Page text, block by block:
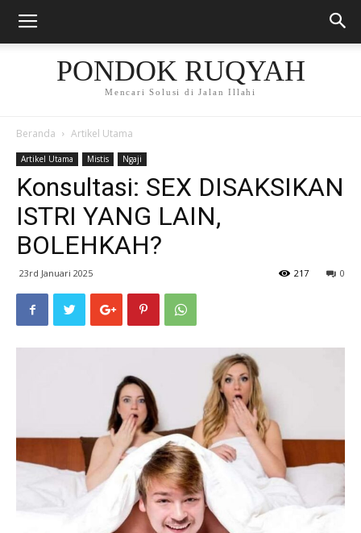
PONDOK RUQYAH
Mencari Solusi di Jalan Illahi
Beranda Artikel Utama
Artikel Utama Mistis Ngaji
Konsultasi: SEX DISAKSIKAN
ISTRI YANG LAIN,
BOLEHKAH?
23rd Januari 2025 0
217